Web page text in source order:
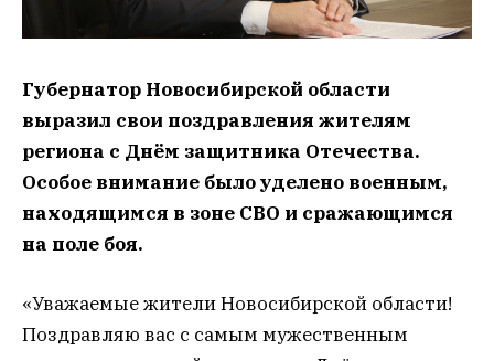
Губернатор Новосибирской области
выразил свои поздравления жителям
региона с Днём защитника Отечества.
Особое внимание было уделено военным,
находящимся в зоне СВО и сражающимся
на поле боя.
«Уважаемые жители Новосибирской области!
Поздравляю вас с самым мужественным